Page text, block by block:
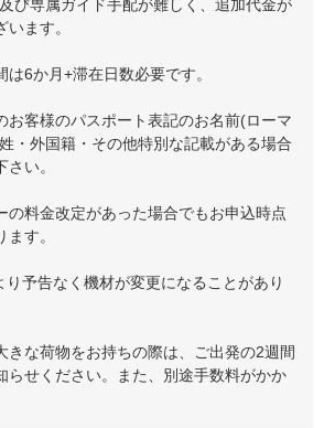
び専属ガイド手配が難しく、追加代金が
ます。
6か月+滞在日数必要です。
客様のパスポート表記のお名前(ローマ
・外国籍・その他特別な記載がある場合
い。
料金改定があった場合でもお申込時点
す。
予告なく機材が変更になることがあり
な荷物をお持ちの際は、ご出発の2週間
らせください。また、別途手数料がかか